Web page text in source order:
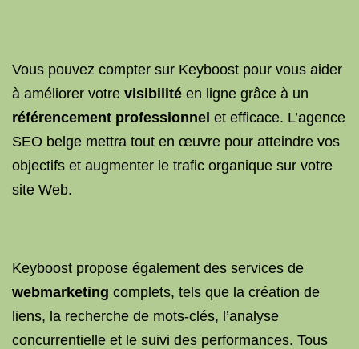
Vous pouvez compter sur Keyboost pour vous aider
à améliorer votre visibilité en ligne grâce à un
référencement professionnel et efficace. L’agence
SEO belge mettra tout en œuvre pour atteindre vos
objectifs et augmenter le trafic organique sur votre
site Web.
Keyboost propose également des services de
webmarketing complets, tels que la création de
liens, la recherche de mots-clés, l’analyse
concurrentielle et le suivi des performances. Tous